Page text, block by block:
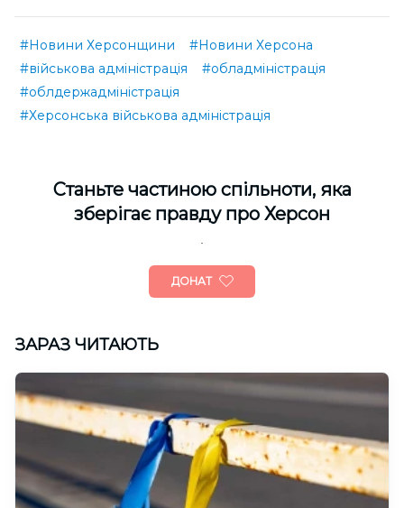
#Новини Херсонщини
#Новини Херсона
#військова адміністрація
#обладміністрація
#облдержадміністрація
#Херсонська військова адміністрація
Cтаньте частиною спільноти, яка
зберігає правду про Херсон
ДОНАТ
ЗАРАЗ ЧИТАЮТЬ